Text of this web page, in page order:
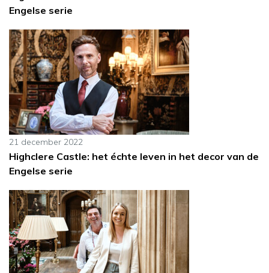
Engelse serie
21 december 2022
Highclere Castle: het échte leven in het decor van de
Engelse serie